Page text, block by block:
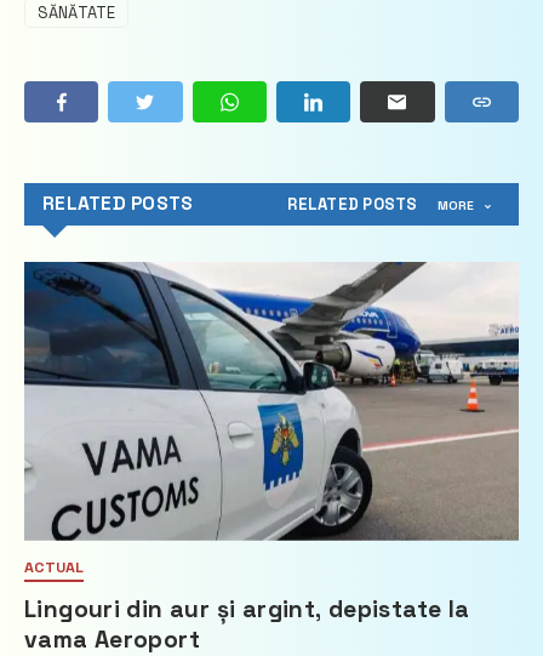
SĂNĂTATE
RELATED POSTS RELATED POSTS MORE
ACTUAL
Lingouri din aur și argint, depistate la
vama Aeroport